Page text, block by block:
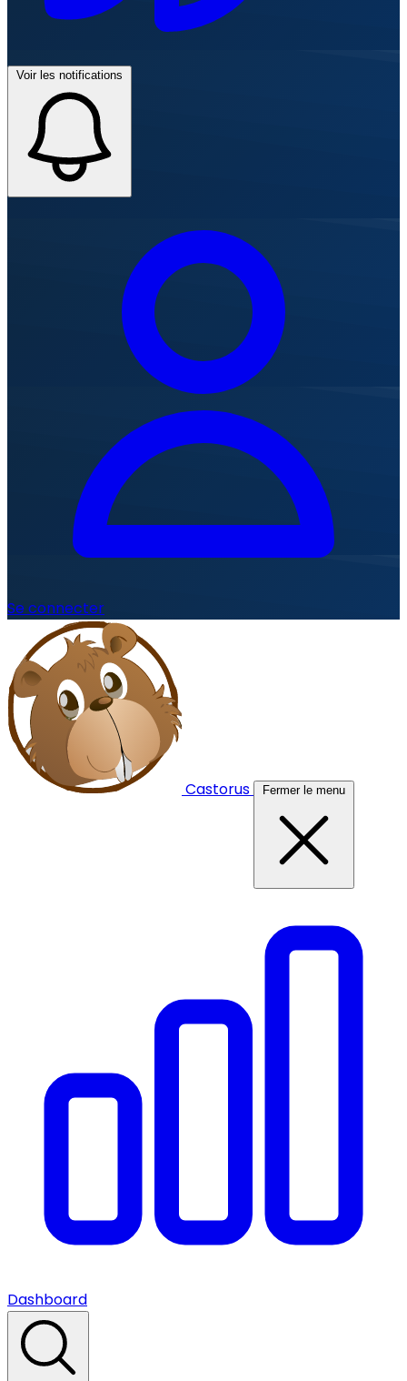
Voir les notifications
Se connecter
Castorus Fermer le menu
Dashboard